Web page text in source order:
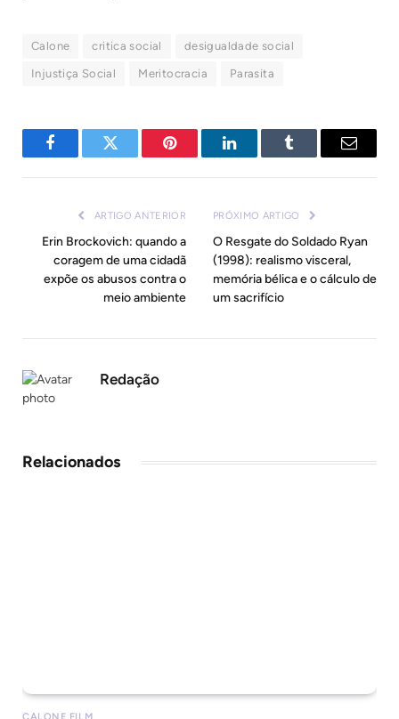
Calone critica social desigualdade social
Injustiça Social Meritocracia Parasita
FacebookTwitter Pinterest LinkedInTumblr
E-
ARTIGO ANTERIOR
Erin Brockovich: quando a
coragem de uma cidadã
expõe os abusos contra o
meio ambiente
PRÓXIMO ARTIGO
O Resgate do Soldado Ryan
(1998): realismo visceral,
memória bélica e o cálculo de
um sacrifício
Redação
Relacionados
CALONE FILM